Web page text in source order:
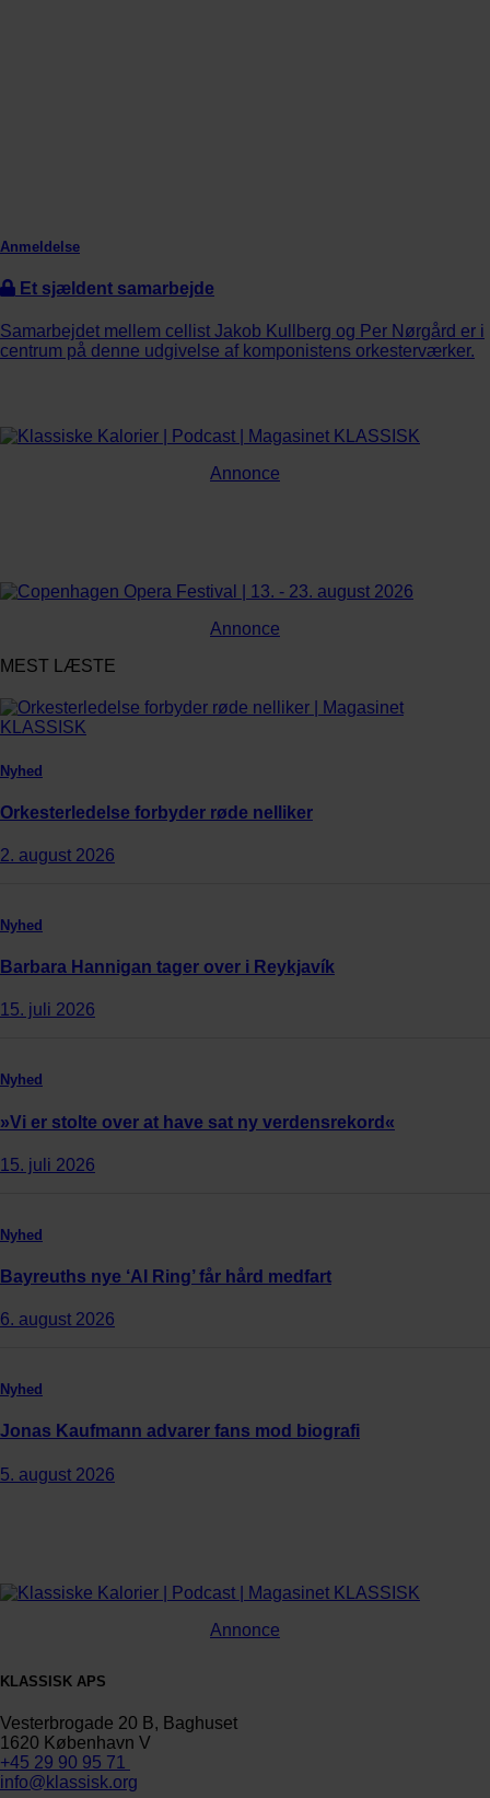
Anmeldelse
Et sjældent samarbejde
Samarbejdet mellem cellist Jakob Kullberg og Per Nørgård er i
centrum på denne udgivelse af komponistens orkesterværker.
Annonce
Annonce
MEST LÆSTE
Nyhed
Orkesterledelse forbyder røde nelliker
2. august 2026
Nyhed
Barbara Hannigan tager over i Reykjavík
15. juli 2026
Nyhed
»Vi er stolte over at have sat ny verdensrekord«
15. juli 2026
Nyhed
Bayreuths nye ‘AI Ring’ får hård medfart
6. august 2026
Nyhed
Jonas Kaufmann advarer fans mod biografi
5. august 2026
Annonce
KLASSISK APS
Vesterbrogade 20 B, Baghuset
1620 København V
+45 29 90 95 71
info@klassisk.org